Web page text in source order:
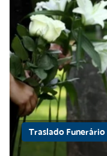
Traslado Funerário